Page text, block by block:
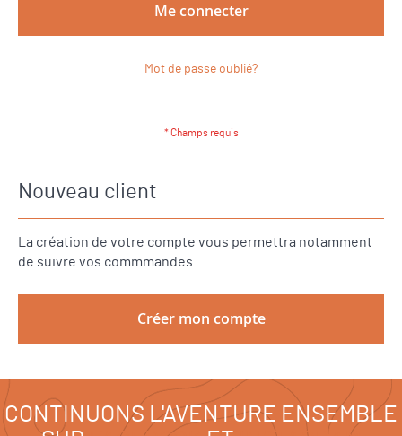
Me connecter
Mot de passe oublié?
Nouveau client
La création de votre compte vous permettra notamment
de suivre vos commmandes
Créer mon compte
CONTINUONS L'AVENTURE ENSEMBLE